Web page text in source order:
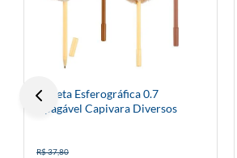
Caneta Esferográfica 0.7
Apagável Capivara Diversos
R$ 37,80